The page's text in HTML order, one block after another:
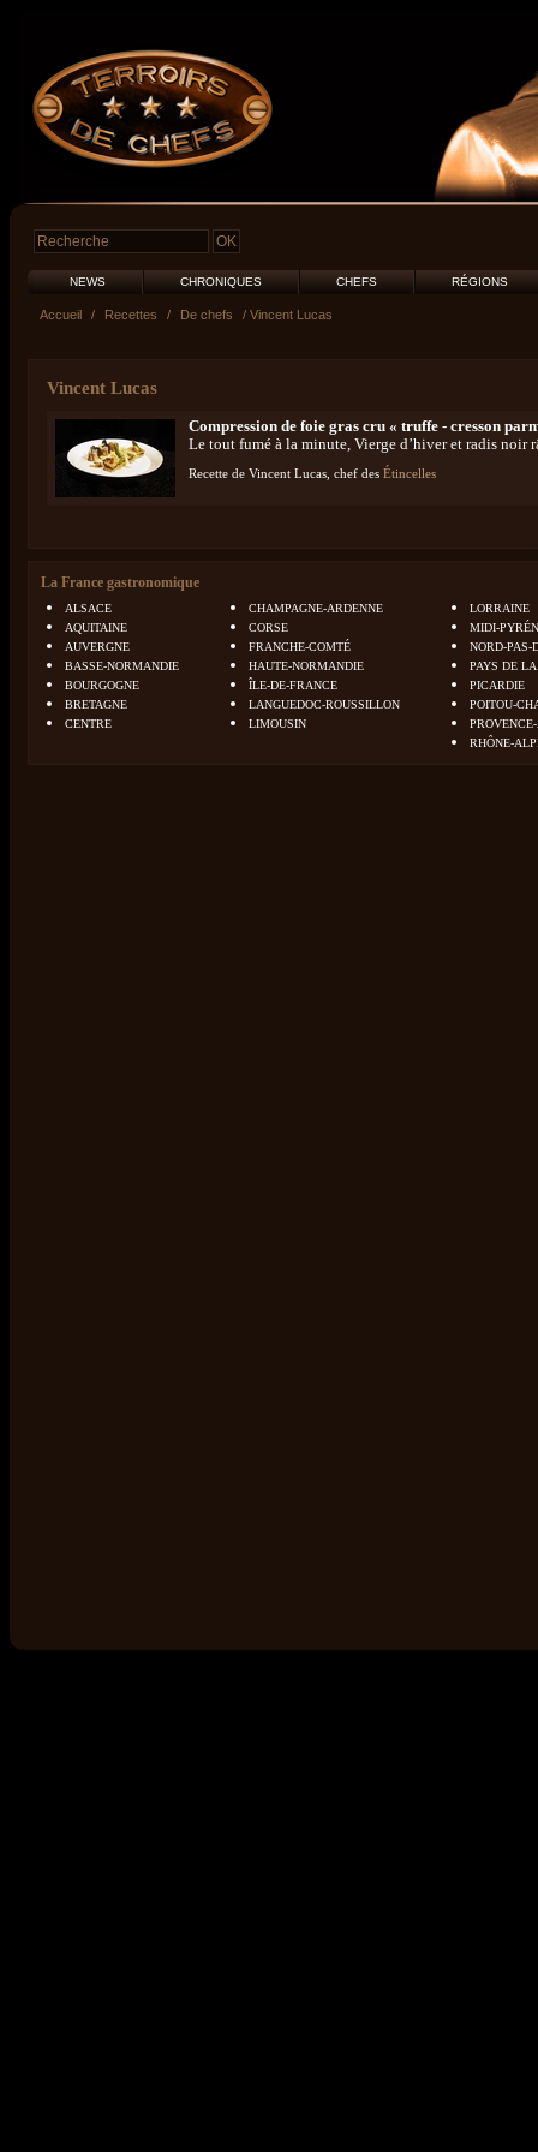
NEWS CHRONIQUES CHEFS RÉGIONS
Accueil / Recettes / De chefs / Vincent Lucas
Vincent Lucas
Compression de foie gras cru « truffe - cresson
Le tout fumé à la minute, Vierge d’hiver et radis noir
Recette de Vincent Lucas, chef des Étincelles
La France gastronomique
ALSACE
AQUITAINE
AUVERGNE
BASSE-NORMANDIE
BOURGOGNE
BRETAGNE
CENTRE
CHAMPAGNE-ARDENNE
CORSE
FRANCHE-COMTÉ
HAUTE-NORMANDIE
ÎLE-DE-FRANCE
LANGUEDOC-ROUSSILLON
LIMOUSIN
LORRAINE
MIDI-
NORD-PAS-
PAYS DE
PICARDIE
POITOU-
RHÔNE-